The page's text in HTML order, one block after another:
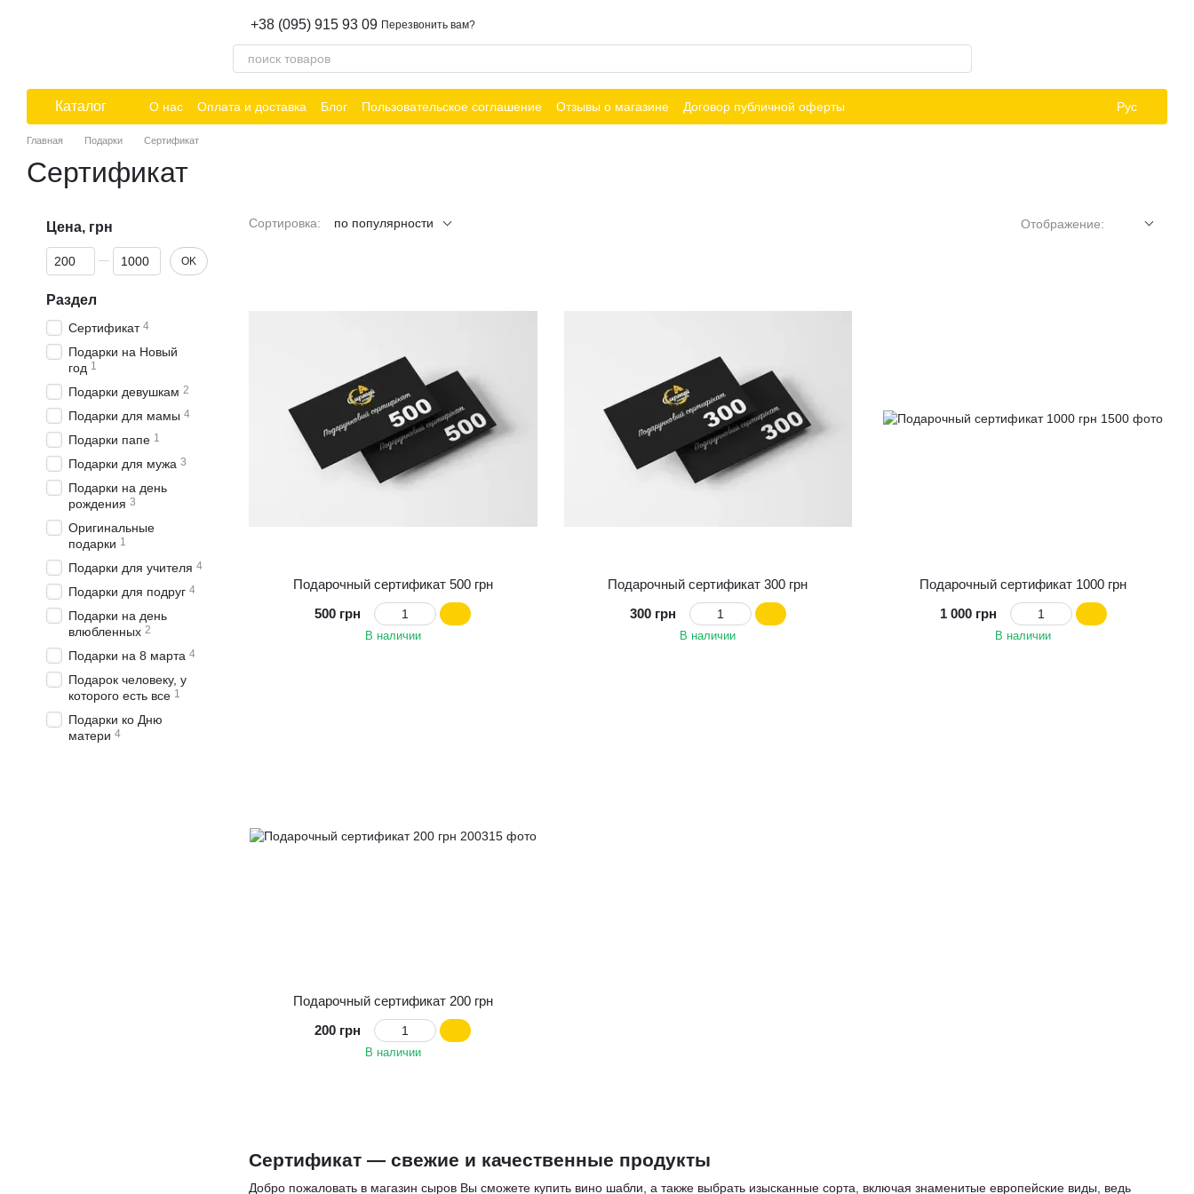
+38 (095) 915 93 09 Перезвонить вам?
Каталог О нас Оплата и доставка Блог Пользовательское соглашение Отзывы о магазине Договор публичной оферты Рус
Главная Подарки Сертификат
Сертификат
Сортировка: по популярности Отображение:
Сертификат — свежие и качественные продукты
Добро пожаловать в магазин сыров Вы сможете купить вино шабли, а также выбрать изысканные сорта, включая знаменитые европейские виды, ведь
Подарочный сертификат 500 грн
500 грн
В наличии
Подарочный сертификат 300 грн
300 грн
В наличии
Подарочный сертификат 1000 грн
1 000 грн
В наличии
Подарочный сертификат 200 грн
200 грн
В наличии
Цена, грн
От Цена, грн
До Цена, грн OK
Раздел
Сертификат 4
Подарки на Новый
год 1
Подарки девушкам 2
Подарки для мамы 4
Подарки папе 1
Подарки для мужа 3
Подарки на день
рождения 3
Оригинальные
подарки 1
Подарки для учителя 4
Подарки для подруг 4
Подарки на день
влюбленных 2
Подарки на 8 марта 4
Подарок человеку, у
которого есть все 1
Подарки ко Дню
матери 4